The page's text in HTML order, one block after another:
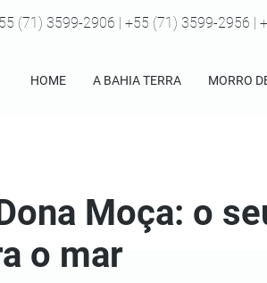
HOME A BAHIA TERRA MORRO
(71) 3599-2906 | +55 (71) 3599-2956 |
Moça: o
o mar